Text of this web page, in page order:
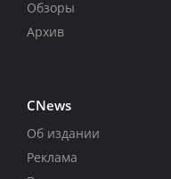
Обзоры
Архив
CNews
Об издании
Реклама